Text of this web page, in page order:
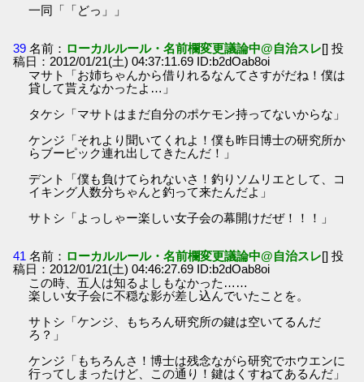
一同「「どっ」」
39 名前： ローカルルール・名前欄変更議論中@自治スレ[] 投
稿日：2012/01/21(土) 04:37:11.69 ID:b2dOab8oi
マサト「お姉ちゃんから借りれるなんてさすがだね！僕は
貸して貰えなかったよ…」
タケシ「マサトはまだ自分のポケモン持ってないからな」
ケンジ「それより聞いてくれよ！僕も昨日博士の研究所か
らブーピック連れ出してきたんだ！」
デント「僕も負けてられないさ！釣りソムリエとして、コ
イキング人数分ちゃんと釣って来たんだよ」
サトシ「よっしゃー楽しい女子会の幕開けだぜ！！！」
41 名前： ローカルルール・名前欄変更議論中@自治スレ[] 投
稿日：2012/01/21(土) 04:46:27.69 ID:b2dOab8oi
この時、五人は知るよしもなかった……
楽しい女子会に不穏な影が差し込んでいたことを。
サトシ「ケンジ、もちろん研究所の鍵は空いてるんだ
ろ？」
ケンジ「もちろんさ！博士は残念ながら研究でホウエンに
行ってしまったけど、この通り！鍵はくすねてあるんだ」